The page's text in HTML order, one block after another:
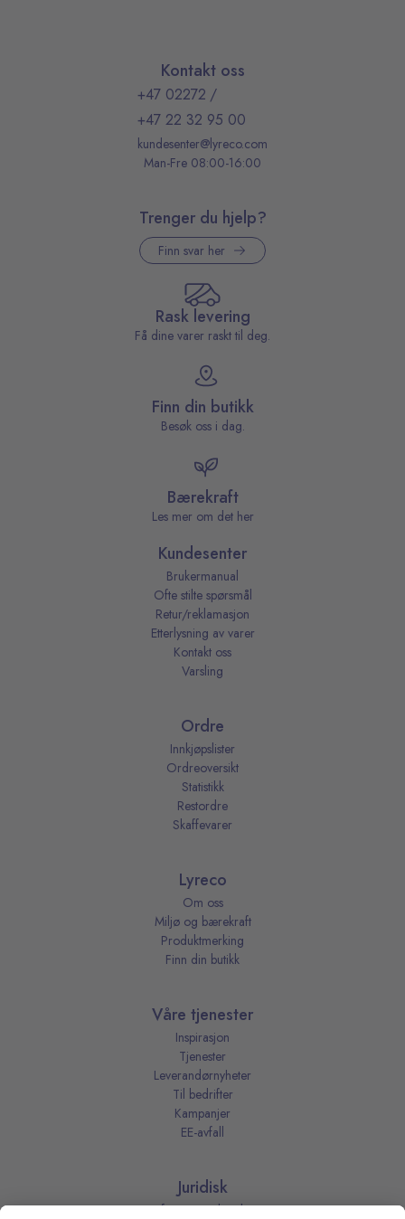
Kontakt oss
+47 02272 /
+47 22 32 95 00
kundesenter@lyreco.com
Man-Fre 08:00-16:00
Trenger du hjelp?
Finn svar her
Rask levering
Få dine varer raskt til deg.
Finn din butikk
Besøk oss i dag.
Bærekraft
Les mer om det her
Kundesenter
Brukermanual
Ofte stilte spørsmål
Retur/reklamasjon
Etterlysning av varer
Kontakt oss
Varsling
Ordre
Innkjøpslister
Ordreoversikt
Statistikk
Restordre
Skaffevarer
Lyreco
Om oss
Miljø og bærekraft
Produktmerking
Finn din butikk
Våre tjenester
Inspirasjon
Tjenester
Leverandørnyheter
Til bedrifter
Kampanjer
EE-avfall
Juridisk
Informasjonskapsler